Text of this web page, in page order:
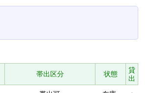
帯出区分 状態
貸
出